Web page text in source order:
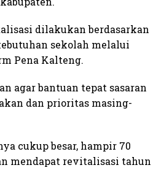
dilakukan berdasarkan
sekolah melalui
Pena Kalteng.
agar bantuan tepat sasaran
dan prioritas masing-
cukup besar, hampir 70
mendapat revitalisasi tahun